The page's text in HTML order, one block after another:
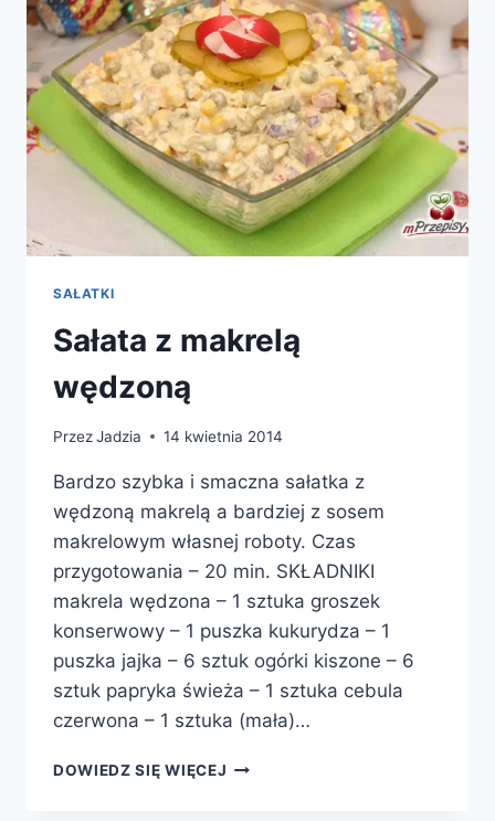
KUKURYDZĄ
SAŁATKI
Sałata z makrelą
wędzoną
PrzezJadzia 14 kwietnia 2014
Bardzo szybka i smaczna sałatka z
wędzoną makrelą a bardziej z sosem
makrelowym własnej roboty. Czas
przygotowania – 20 min. SKŁADNIKI
makrela wędzona – 1 sztuka groszek
konserwowy – 1 puszka kukurydza – 1
puszka jajka – 6 sztuk ogórki kiszone – 6
sztuk papryka świeża – 1 sztuka cebula
czerwona – 1 sztuka (mała)…
DOWIEDZ SIĘ WIĘCEJ SAŁATA